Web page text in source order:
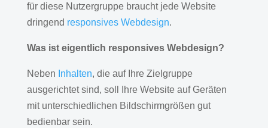
für diese Nutzergruppe braucht jede Website
dringend responsives Webdesign.
Was ist eigentlich responsives Webdesign?
Neben Inhalten, die auf Ihre Zielgruppe
ausgerichtet sind, soll Ihre Website auf Geräten
mit unterschiedlichen Bildschirmgrößen gut
bedienbar sein.